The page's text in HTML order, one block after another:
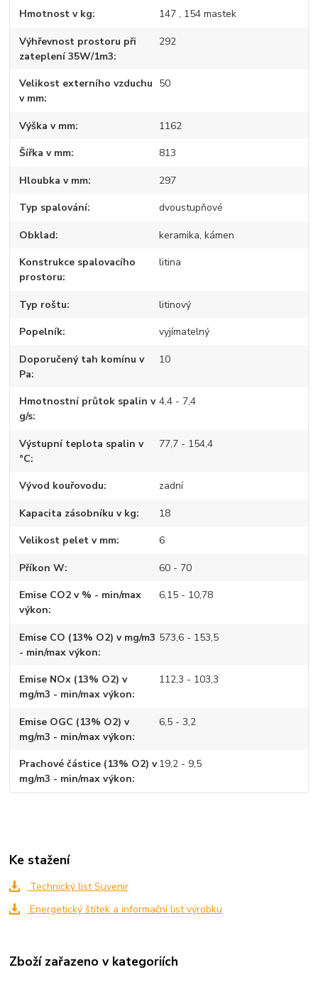
Hmotnost v kg 147 , 154 mastek
Výhřevnost prostoru při
zateplení 35W/1m3
292
Velikost externího vzduchu
v mm
50
Výška v mm 1162
Šířka v mm 813
Hloubka v mm 297
Typ spalování dvoustupňové
Obklad keramika, kámen
Konstrukce spalovacího
prostoru
litina
Typ roštu litinový
Popelník vyjímatelný
Doporučený tah komínu v
Pa
10
Hmotnostní průtok spalin v
g/s
4,4 - 7,4
Výstupní teplota spalin v
°C
77,7 - 154,4
Vývod kouřovodu zadní
Kapacita zásobníku v kg 18
Velikost pelet v mm 6
Příkon W 60 - 70
Emise CO2 v % - min/max
výkon
6,15 - 10,78
Emise CO (13% O2) v mg/m3
- min/max výkon
573,6 - 153,5
Emise NOx (13% O2) v
mg/m3 - min/max výkon
112,3 - 103,3
Emise OGC (13% O2) v
mg/m3 - min/max výkon
6,5 - 3,2
Prachové částice (13% O2) v
mg/m3 - min/max výkon
19,2 - 9,5
Ke stažení
Technický list Suvenir
Energetický štítek a informační list výrobku
Zboží zařazeno v kategoriích